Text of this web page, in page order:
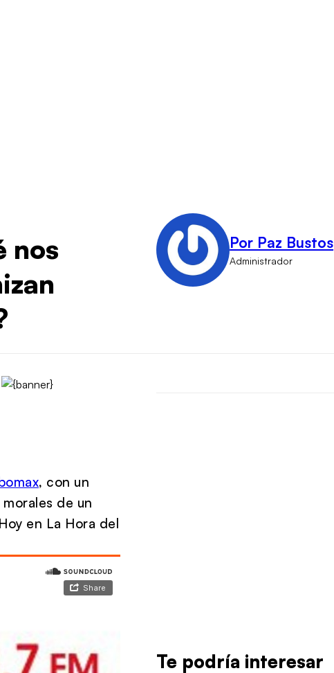
nos
Por Paz Bustos
Administrador
, con un
de un
en La Hora del
Te podría interesar